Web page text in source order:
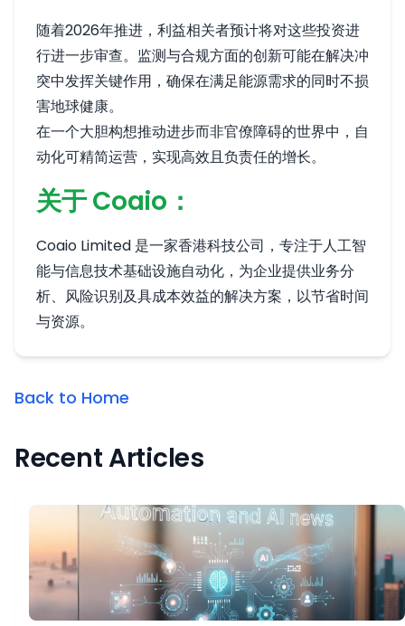
随着2026年推进，利益相关者预计将对这些投资进
行进一步审查。监测与合规方面的创新可能在解决冲
突中发挥关键作用，确保在满足能源需求的同时不损
害地球健康。
在一个大胆构想推动进步而非官僚障碍的世界中，自
动化可精简运营，实现高效且负责任的增长。
关于 Coaio：
Coaio Limited 是一家香港科技公司，专注于人工智
能与信息技术基础设施自动化，为企业提供业务分
析、风险识别及具成本效益的解决方案，以节省时间
与资源。
Back to Home
Recent Articles